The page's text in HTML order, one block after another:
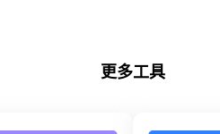
更多工具